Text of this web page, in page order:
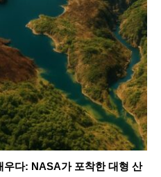
우다: NASA가 포착한 대형 산